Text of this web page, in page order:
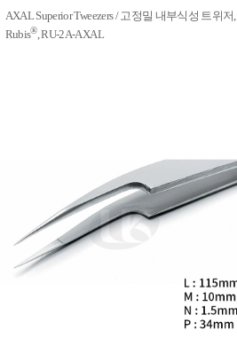
AXAL Superior Tweezers / 고정밀 내부식성 트위저,
Rubis®, RU-2A-AXAL